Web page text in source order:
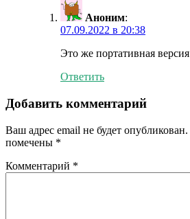
Аноним:
07.09.2022 в 20:38
Это же портативная версия
Ответить
Добавить комментарий
Ваш адрес email не будет опубликован.
помечены *
Комментарий *